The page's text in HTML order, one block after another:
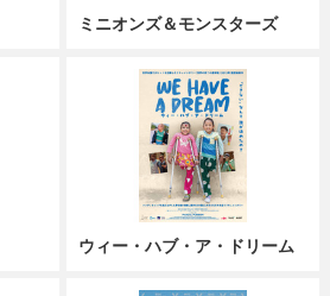
ミニオンズ＆モンスターズ
ウィー・ハブ・ア・ドリーム